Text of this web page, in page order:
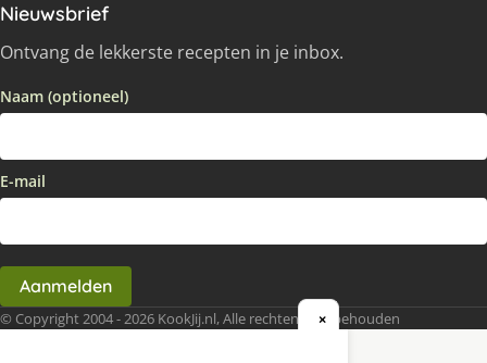
Nieuwsbrief
Ontvang de lekkerste recepten in je inbox.
Naam (optioneel)
E-mail
Aanmelden
© Copyright 2004 - 2026 KookJij.nl, Alle rechten voorbehouden
×